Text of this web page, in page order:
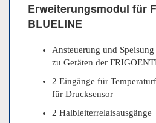
Erweiterungsmodul für
BLUELINE
Ansteuerung und
zu Geräten der
2 Eingänge für
für Drucksensor
2 Halbleiterrelaisausgänge